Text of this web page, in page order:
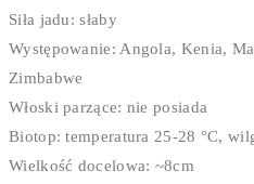
Siła jadu: słaby
Występowanie: Angola, Kenia,
Zimbabwe
Włoski parzące: nie posiada
Biotop: temperatura 25-28 °C,
Wielkość docelowa: ~8cm